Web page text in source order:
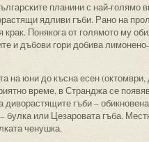
планини с най-голямо
ядливи гъби. Рано на
крак. Понякога от голямото му
и дъбови гори добива
на юни до късна есен (октомври,
време, в Странджа се
диворастящите гъби –
булка или Цезаровата гъба.
ченушка.